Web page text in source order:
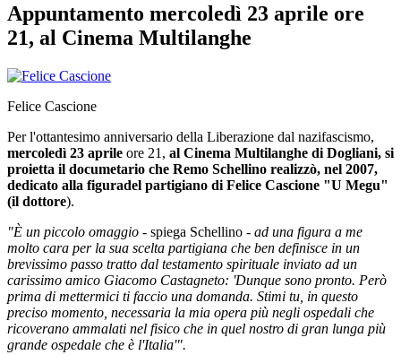
Appuntamento mercoledì 23 aprile ore
21, al Cinema Multilanghe
Felice Cascione
Per l'ottantesimo anniversario della Liberazione dal nazifascismo,
mercoledì 23 aprile ore 21, al Cinema Multilanghe di Dogliani, si
proietta il documetario che Remo Schellino realizzò, nel 2007,
dedicato alla figuradel partigiano di Felice Cascione "U Megu"
(il dottore).
"È un piccolo omaggio - spiega Schellino - ad una figura a me
molto cara per la sua scelta partigiana che ben definisce in un
brevissimo passo tratto dal testamento spirituale inviato ad un
carissimo amico Giacomo Castagneto: 'Dunque sono pronto. Però
prima di mettermici ti faccio una domanda. Stimi tu, in questo
preciso momento, necessaria la mia opera più negli ospedali che
ricoverano ammalati nel fisico che in quel nostro di gran lunga più
grande ospedale che è l'Italia'".